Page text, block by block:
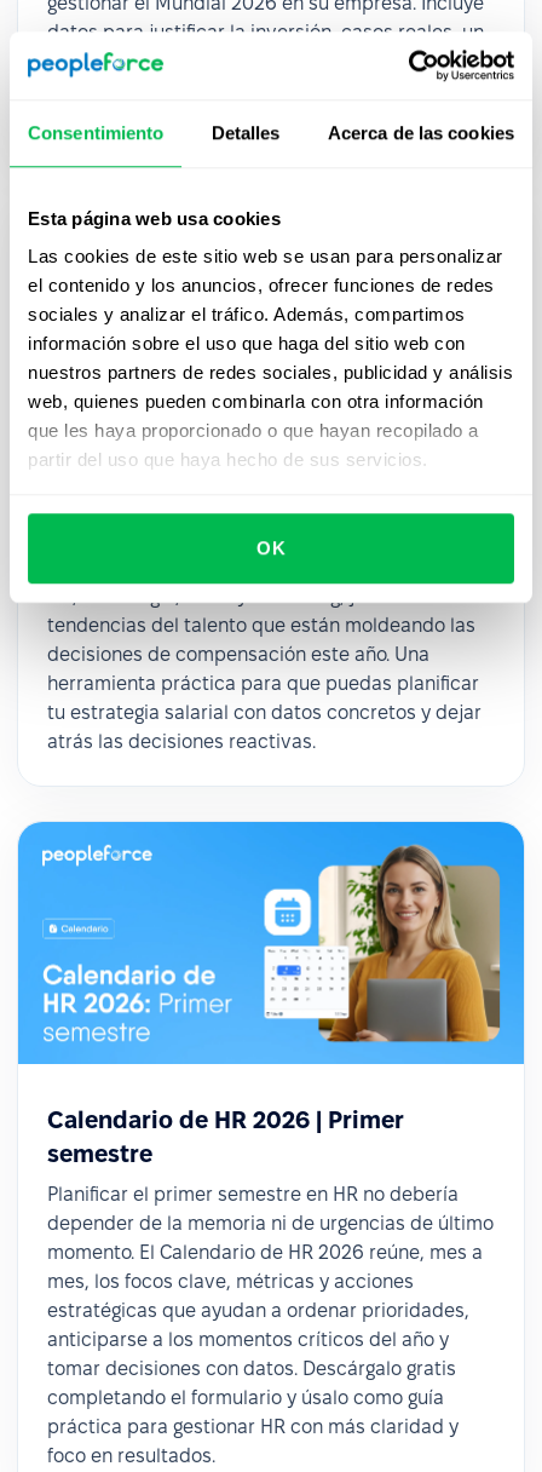
Consentimiento Detalles Acerca de las cookies
Esta página web usa cookies
Las cookies de este sitio web se usan para personalizar
el contenido y los anuncios, ofrecer funciones de redes
sociales y analizar el tráfico. Además, compartimos
información sobre el uso que haga del sitio web con
nuestros partners de redes sociales, publicidad y análisis
web, quienes pueden combinarla con otra información
que les haya proporcionado o que hayan recopilado a
partir del uso que haya hecho de sus servicios.
OK
datos para justificar la inversión, casos reales, un
plan en 3 fases, 9 activaciones con costo e
El Benchmark Salarial Argentina 2026 te da los
tendencias del talento que están moldeando las
decisiones de compensación este año. Una
herramienta práctica para que puedas planificar
tu estrategia salarial con datos concretos y dejar
atrás las decisiones reactivas.
Calendario de HR 2026 | Primer
semestre
Planificar el primer semestre en HR no debería
depender de la memoria ni de urgencias de último
momento. El Calendario de HR 2026 reúne, mes a
mes, los focos clave, métricas y acciones
estratégicas que ayudan a ordenar prioridades,
anticiparse a los momentos críticos del año y
tomar decisiones con datos. Descárgalo gratis
completando el formulario y úsalo como guía
práctica para gestionar HR con más claridad y
foco en resultados.